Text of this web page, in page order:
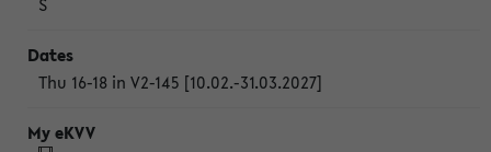
Thu 16-18 in V2-145 [10.02.-31.03.2027]